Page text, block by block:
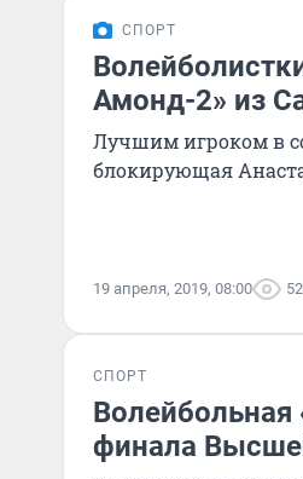
СПОРТ
Амонд-2» из
Лучшим игроком в
блокирующая
19 апреля, 2019, 08:00
СПОРТ
Волейбольная
финала